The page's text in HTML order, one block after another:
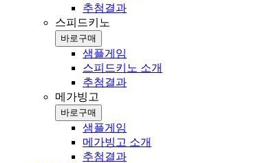
추첨결과
스피드키노
바로구매
샘플게임
스피드키노 소개
추첨결과
메가빙고
바로구매
샘플게임
메가빙고 소개
추첨결과